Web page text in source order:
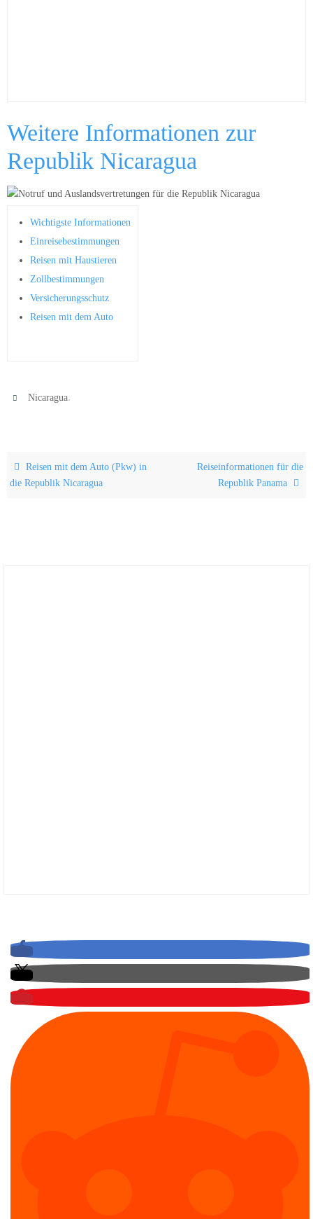
Weitere Informationen zur
Republik Nicaragua
Wichtigste Informationen
Einreisebestimmungen
Reisen mit Haustieren
Zollbestimmungen
Versicherungsschutz
Reisen mit dem Auto
Nicaragua.
Reisen mit dem Auto (Pkw) in
die Republik Nicaragua
Reiseinformationen für die
Republik Panama